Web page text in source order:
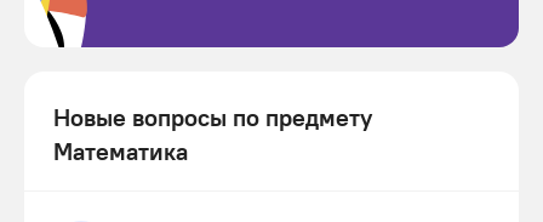
Новые вопросы по предмету
Математика